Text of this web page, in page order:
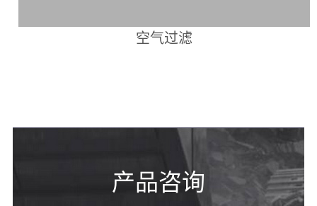
空气过滤
产品咨询